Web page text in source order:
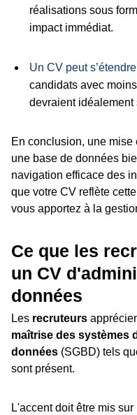
réalisations sous
impact immédiat.
Un CV peut
candidats avec
devraient
En conclusion, une
une base de données
navigation efficace des
que votre CV reflète
vous apportez à la
Ce que les
un CV
données
Les recruteurs
maîtrise des systèmes
données (SGBD) tels
sont présent.
L'accent doit être mis